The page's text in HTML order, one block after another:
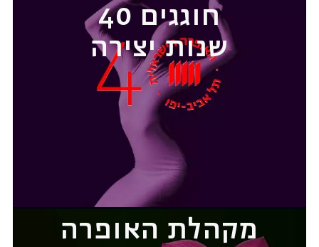
חוגגים 40
שנות יצירה
מקהלת האופרה